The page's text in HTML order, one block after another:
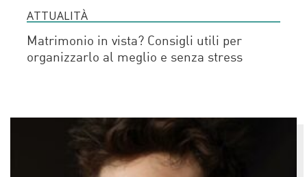
ATTUALITÀ
Matrimonio in vista? Consigli utili per
organizzarlo al meglio e senza stress